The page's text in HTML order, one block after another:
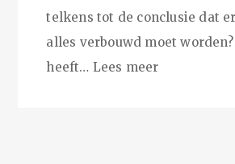
telkens tot de conclusie dat
alles verbouwd moet
heeft… Lees meer